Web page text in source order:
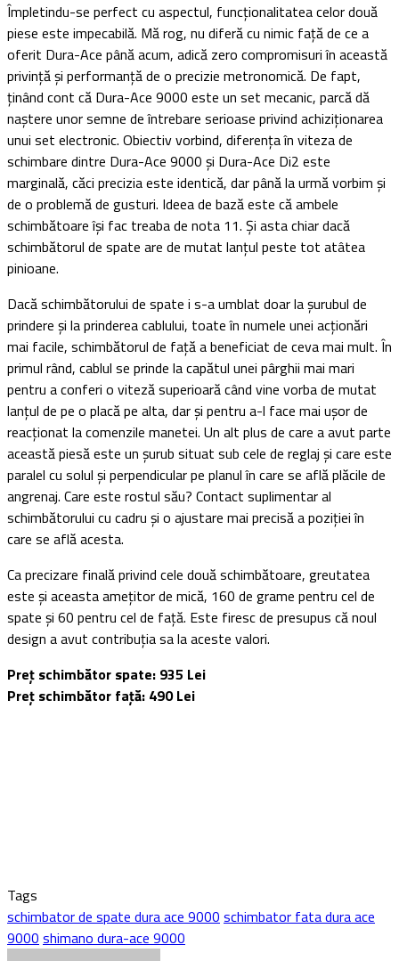
Împletindu-se perfect cu aspectul, funcționalitatea celor două
piese este impecabilă. Mă rog, nu diferă cu nimic față de ce a
oferit Dura-Ace până acum, adică zero compromisuri în această
privință și performanță de o precizie metronomică. De fapt,
ținând cont că Dura-Ace 9000 este un set mecanic, parcă dă
naștere unor semne de întrebare serioase privind achiziționarea
unui set electronic. Obiectiv vorbind, diferența în viteza de
schimbare dintre Dura-Ace 9000 și Dura-Ace Di2 este
marginală, căci precizia este identică, dar până la urmă vorbim și
de o problemă de gusturi. Ideea de bază este că ambele
schimbătoare își fac treaba de nota 11. Și asta chiar dacă
schimbătorul de spate are de mutat lanțul peste tot atâtea
pinioane.
Dacă schimbătorului de spate i s-a umblat doar la șurubul de
prindere și la prinderea cablului, toate în numele unei acționări
mai facile, schimbătorul de față a beneficiat de ceva mai mult. În
primul rând, cablul se prinde la capătul unei pârghii mai mari
pentru a conferi o viteză superioară când vine vorba de mutat
lanțul de pe o placă pe alta, dar și pentru a-l face mai ușor de
reacționat la comenzile manetei. Un alt plus de care a avut parte
această piesă este un șurub situat sub cele de reglaj și care este
paralel cu solul și perpendicular pe planul în care se află plăcile de
angrenaj. Care este rostul său? Contact suplimentar al
schimbătorului cu cadru și o ajustare mai precisă a poziției în
care se află acesta.
Ca precizare finală privind cele două schimbătoare, greutatea
este și aceasta amețitor de mică, 160 de grame pentru cel de
spate și 60 pentru cel de față. Este firesc de presupus că noul
design a avut contribuția sa la aceste valori.
Preț schimbător spate: 935 Lei
Preț schimbător față: 490 Lei
Tags
schimbator de spate dura ace 9000 schimbator fata dura ace
9000 shimano dura-ace 9000